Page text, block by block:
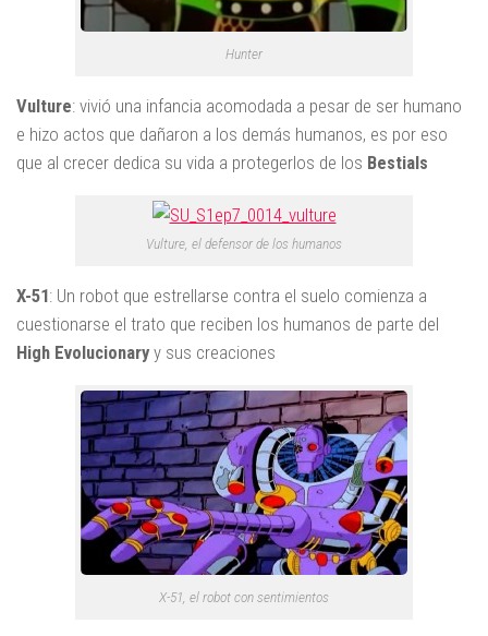
Hunter
Vulture: vivió una infancia acomodada a pesar de ser humano
e hizo actos que dañaron a los demás humanos, es por eso
que al crecer dedica su vida a protegerlos de los Bestials
Vulture, el defensor de los humanos
X-51: Un robot que estrellarse contra el suelo comienza a
cuestionarse el trato que reciben los humanos de parte del
High Evolucionary y sus creaciones
X-51, el robot con sentimientos